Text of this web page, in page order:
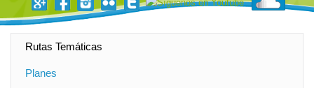
Rutas Temáticas
Planes